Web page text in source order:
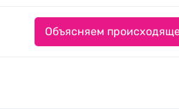
Объясняем